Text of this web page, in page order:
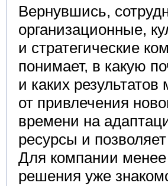
Вернувшись,
организационные,
и стратегические
понимает, в какую
и каких
от привлечения
времени на
ресурсы и
Для компании менее
решения уже